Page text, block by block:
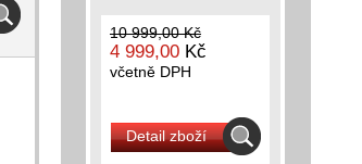
10 999,00 Kč
4 999,00 Kč
včetně DPH
Detail zboží